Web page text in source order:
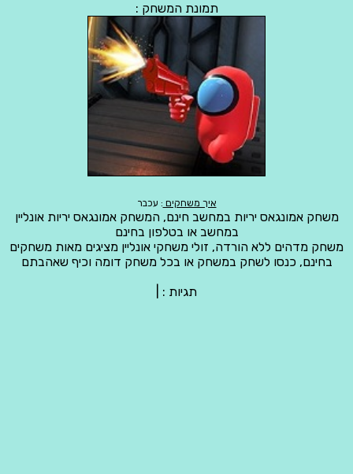
תמונת המשחק :
איך משחקים : עכבר
משחק אמונגאס יריות במחשב חינם, המשחק אמונגאס יריות אונליין
במחשב או בטלפון בחינם
משחק מדהים ללא הורדה, זולי משחקי אונליין מציגים מאות משחקים
בחינם, כנסו לשחק במשחק או בכל משחק דומה וכיף שאהבתם
תגיות :